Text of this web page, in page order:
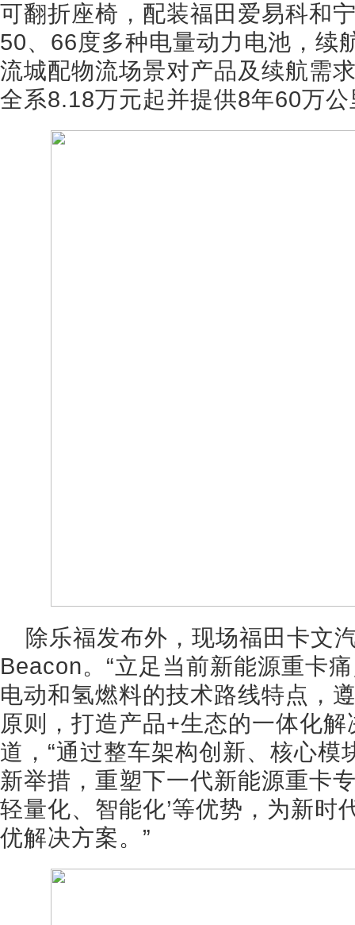
可翻折座椅，配装福田爱易科和
50、66度多种电量动力电池，
流城配物流场景对产品及续航需
全系8.18万元起并提供8年60万
除乐福发布外，现场福田卡文
Beacon。“立足当前新能源重卡
电动和氢燃料的技术路线特点，
原则，打造产品+生态的一体化
道，“通过整车架构创新、核心
新举措，重塑下一代新能源重卡
轻量化、智能化’等优势，为新时
优解决方案。”